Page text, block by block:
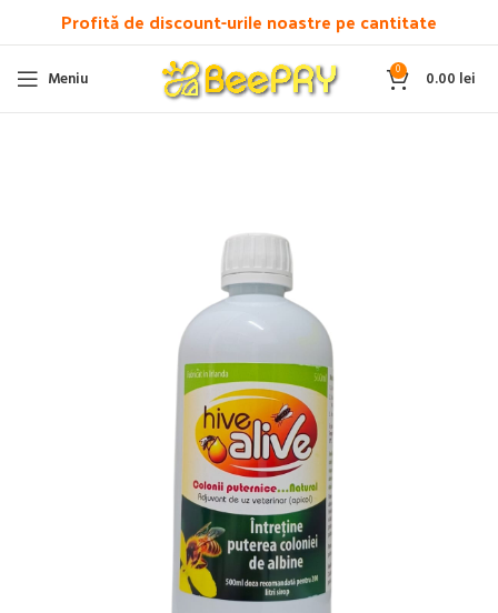
Profită de discount-urile noastre pe cantitate
Meniu 0 0.00 lei